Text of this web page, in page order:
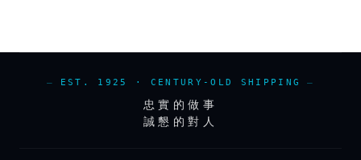
EST. 1925 · CENTURY-OLD SHIPPING
忠實的做事
誠懇的對人